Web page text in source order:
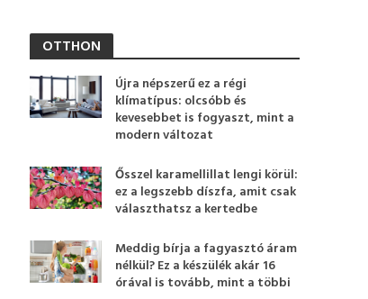
OTTHON
Újra népszerű ez a régi
klímatípus: olcsóbb és
kevesebbet is fogyaszt, mint a
modern változat
Ősszel karamellillat lengi körül:
ez a legszebb díszfa, amit csak
választhatsz a kertedbe
Meddig bírja a fagyasztó áram
nélkül? Ez a készülék akár 16
órával is tovább, mint a többi